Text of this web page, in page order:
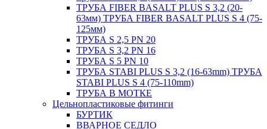
ТРУБА FIBER BASALT PLUS S 3,2 (20-
63мм) ТРУБА FIBER BASALT PLUS S 4 (75-
125мм)
ТРУБА S 2,5 PN 20
ТРУБА S 3,2 PN 16
ТРУБА S 5 PN 10
ТРУБА STABI PLUS S 3,2 (16-63mm) ТРУБА
STABI PLUS S 4 (75-110mm)
ТРУБА В МОТКЕ
Цельнопластиковые фитинги
БУРТИК
ВВАРНОЕ СЕДЛО